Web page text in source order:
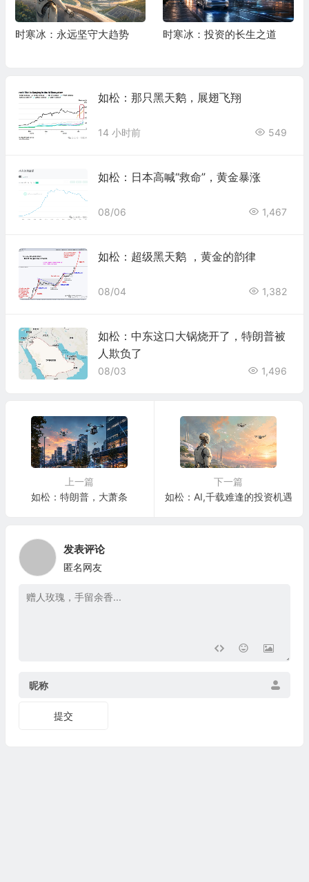
时寒冰：永远坚守大趋势 时寒冰：投资的长生之道
如松：那只黑天鹅，展翅飞翔
14 小时前 549
如松：日本高喊“救命”，黄金暴涨
08/06 1,467
如松：超级黑天鹅 ，黄金的韵律
08/04 1,382
如松：中东这口大锅烧开了，特朗普被
人欺负了
08/03 1,496
上一篇
如松：特朗普，大萧条
下一篇
如松：AI,千载难逢的投资机遇
发表评论
匿名网友
昵称
提交